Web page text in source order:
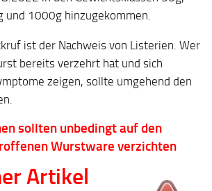
und 1000g hinzugekommen.
ist der Nachweis von Listerien. Wer
bereits verzehrt hat und sich
zeigen, sollte umgehend den
sollten unbedingt auf den
Wurstware verzichten
Artikel